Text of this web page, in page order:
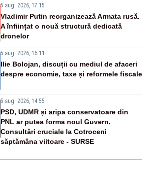
5 aug. 2026, 17:15
Vladimir Putin reorganizează Armata rusă.
A înființat o nouă structură dedicată
dronelor
5 aug. 2026, 16:11
Ilie Bolojan, discuții cu mediul de afaceri
despre economie, taxe și reformele fiscale
5 aug. 2026, 14:55
PSD, UDMR și aripa conservatoare din
PNL ar putea forma noul Guvern.
Consultări cruciale la Cotroceni
săptămâna viitoare - SURSE